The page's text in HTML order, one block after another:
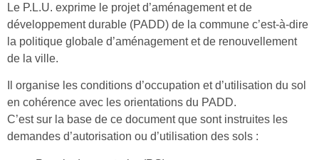
Le P.L.U. exprime le projet d’aménagement et de
développement durable (PADD) de la commune c’est-à-dire
la politique globale d’aménagement et de renouvellement
de la ville.
Il organise les conditions d’occupation et d’utilisation du sol
en cohérence avec les orientations du PADD.
C’est sur la base de ce document que sont instruites les
demandes d’autorisation ou d’utilisation des sols :